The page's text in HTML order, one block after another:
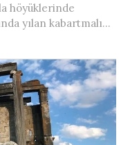
höyüklerinde
yılan kabartmalı...